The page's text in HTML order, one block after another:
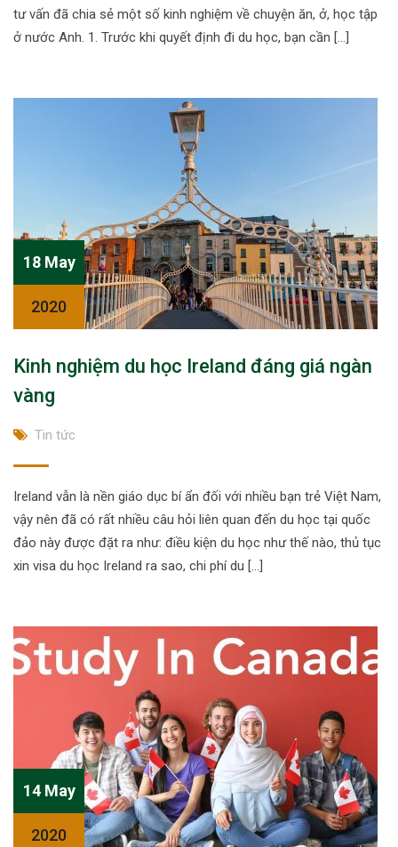
tư vấn đã chia sẻ một số kinh nghiệm về chuyện ăn, ở, học tập
ở nước Anh. 1. Trước khi quyết định đi du học, bạn cần […]
18 May
2020
Kinh nghiệm du học Ireland đáng giá ngàn
vàng
Tin tức
Ireland vẫn là nền giáo dục bí ẩn đối với nhiều bạn trẻ Việt Nam,
vậy nên đã có rất nhiều câu hỏi liên quan đến du học tại quốc
đảo này được đặt ra như: điều kiện du học như thế nào, thủ tục
xin visa du học Ireland ra sao, chi phí du […]
14 May
2020